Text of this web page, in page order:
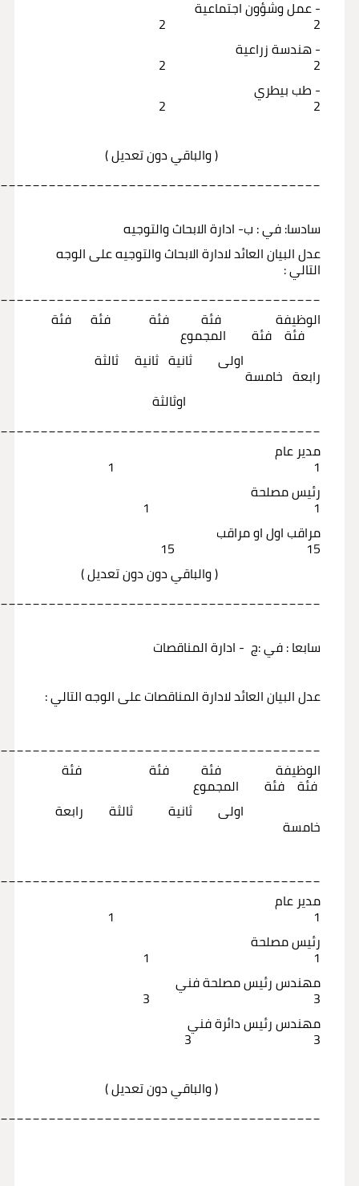
- عمل وشؤون اجتماعية
2 2
- هندسة زراعية
2 2
- طب بيطري
2 2
( والباقي دون تعديل )
سادسا: في : ب- ادارة الابحاث والتوجيه
عدل البيان العائد لادارة الابحاث والتوجيه على الوجه
التالي :
الوظيفة فئة فئة فئة فئة
فئة فئة المجموع
اولى ثانية ثانية ثالثة
رابعة خامسة
اوثالثة
مدير عام
1 1
رئيس مصلحة
1 1
مراقب اول او مراقب
15 15
( والباقي دون دون تعديل )
سابعا : في :ج - ادارة المناقصات
عدل البيان العائد لادارة المناقصات على الوجه التالي :
الوظيفة فئة فئة فئة
فئة فئة المجموع
اولى ثانية ثالثة رابعة
خامسة
مدير عام
1 1
رئيس مصلحة
1 1
مهندس رئيس مصلحة فني
3 3
مهندس رئيس دائرة فني
3 3
( والباقي دون تعديل )